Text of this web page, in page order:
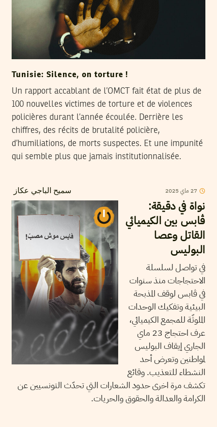
Tunisie: Silence, on torture !
Un rapport accablant de l’OMCT fait état de plus de
100 nouvelles victimes de torture et de violences
policières durant l’année écoulée. Derrière les
chiffres, des récits de brutalité policière,
d’humiliations, de morts suspectes. Et une impunité
qui semble plus que jamais institutionnalisée.
سميح الباجي عكاز 27 ماي 2025
نواة في دقيقة:
ڤابس بين الكيميائي
القاتل وعصا
البوليس
في تواصل لسلسلة
الاحتجاجات منذ سنوات
في ڤابس لوقف المذبحة
البيئية وتفكيك الوحدات
الملوثّة للمجمع الكيميائي،
عرف احتجاج 23 ماي
الجاري إيقاف البوليس
لمواطنين وتعرض أحد
النشطاء للتعذيب. وقائع
تكشف مرة اخرى حدود الشعارات التي تحدّث التونسيين عن
الكرامة والعدالة والحقوق والحريات.